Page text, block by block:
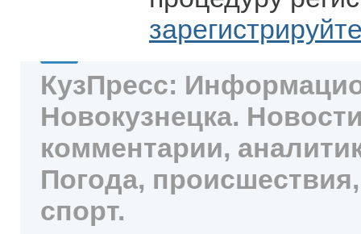
КузПресс:
Новокузнецка.
комментарии,
Погода,
спорт.